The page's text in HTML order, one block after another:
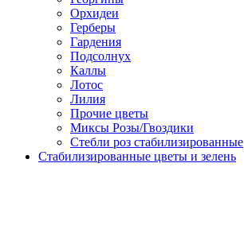
Орхидеи
Герберы
Гардения
Подсолнух
Каллы
Лотос
Лилия
Прочие цветы
Миксы Розы/Гвоздики
Стебли роз стабилизированные
Стабилизированные цветы и зелень